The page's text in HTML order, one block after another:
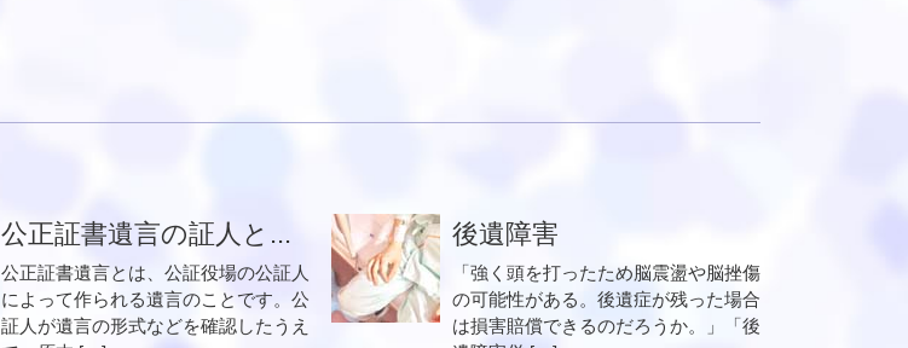
公正証書遺言の証人と...
公正証書遺言とは、公証役場の公証人
によって作られる遺言のことです。公
証人が遺言の形式などを確認したうえ
後遺障害
「強く頭を打ったため脳震盪や脳挫傷
の可能性がある。後遺症が残った場合
は損害賠償できるのだろうか。」「後